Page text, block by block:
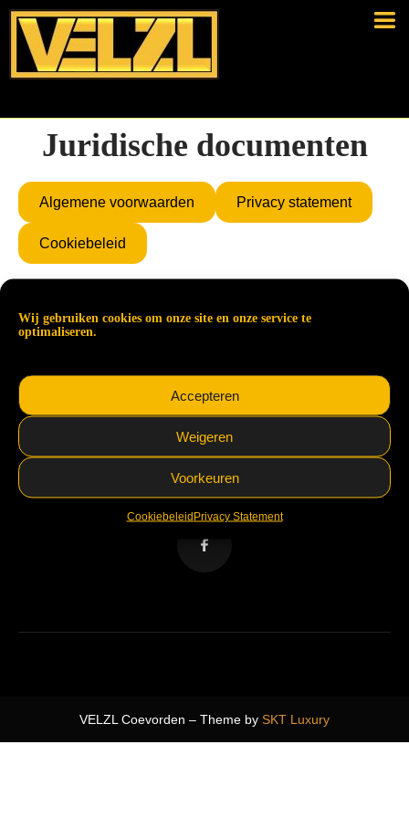
Wij gebruiken cookies om onze site en onze service te
optimaliseren.
Accepteren
Weigeren
Voorkeuren
CookiebeleidPrivacy Statement
Juridische documenten
Algemene voorwaarden Privacy statement
Cookiebeleid
VELZL Coevorden
5.0
VELZL Coevorden
aangedreven doorFacebook
VELZL Coevorden
5.0
aangedreven doorFacebook
VELZL Coevorden
Facebook
VELZL Coevorden – Theme by SKT Luxury